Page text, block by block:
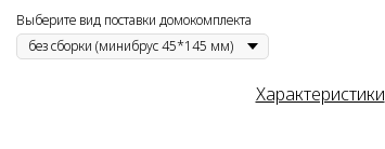
Выберите вид поставки домокомплекта
Характеристики